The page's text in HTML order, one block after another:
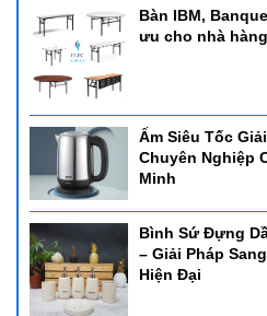
Bàn IBM,
ưu cho nhà
Ấm Siêu Tốc
Chuyên Nghiệp
Minh
Bình Sứ Đựng
– Giải Pháp
Hiện Đại